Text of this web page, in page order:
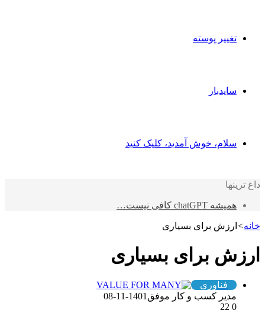
تغییر پوسته
سایدبار
سلام، خوش آمدید، کلیک کنید
داغ ترینها
همیشه chatGPT کافی نیست…
خانه> ارزش برای بسیاری
ارزش برای بسیاری
فناوری
مدیر کسب و کار موفق 1401-11-08
0